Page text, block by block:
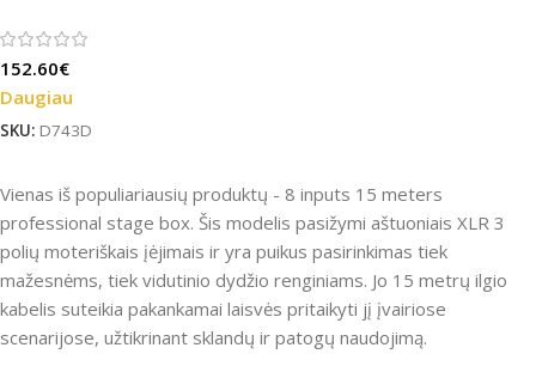
152.60€
Daugiau
SKU: D743D
Vienas iš populiariausių produktų - 8 inputs 15 meters
professional stage box. Šis modelis pasižymi aštuoniais XLR 3
polių moteriškais įėjimais ir yra puikus pasirinkimas tiek
mažesnėms, tiek vidutinio dydžio renginiams. Jo 15 metrų ilgio
kabelis suteikia pakankamai laisvės pritaikyti jį įvairiose
scenarijose, užtikrinant sklandų ir patogų naudojimą.